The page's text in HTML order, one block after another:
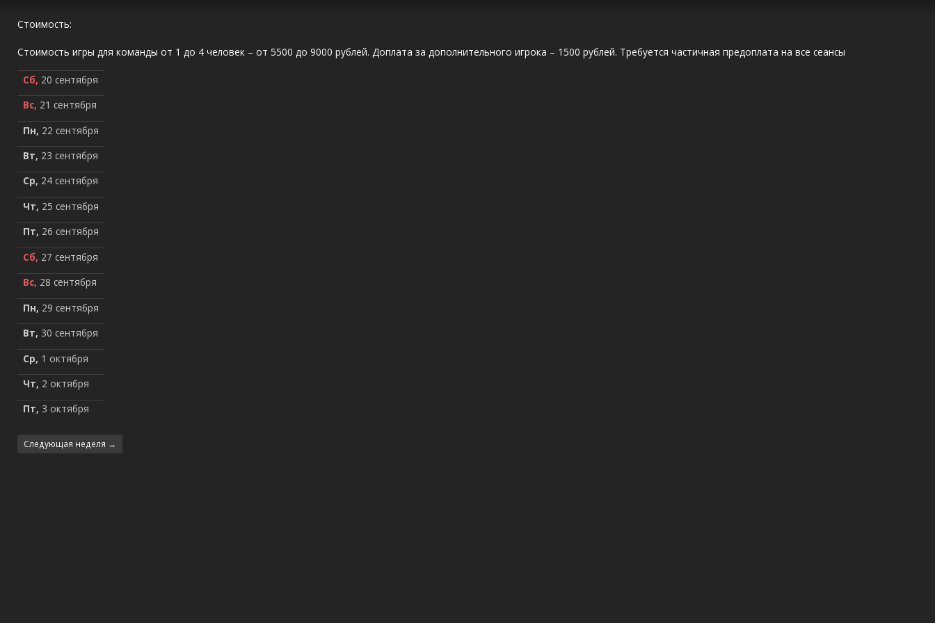
Стоимость:
Стоимость игры для команды от 1 до 4 человек – от 5500 до 9000 рублей. Доплата за дополнительного игрока – 1500 рублей. Требуется частичная предоплата на все сеансы
Сб, 20 сентября
Вс, 21 сентября
Пн, 22 сентября
Вт, 23 сентября
Ср, 24 сентября
Чт, 25 сентября
Пт, 26 сентября
Сб, 27 сентября
Вс, 28 сентября
Пн, 29 сентября
Вт, 30 сентября
Ср, 1 октября
Чт, 2 октября
Пт, 3 октября
Следующая неделя →